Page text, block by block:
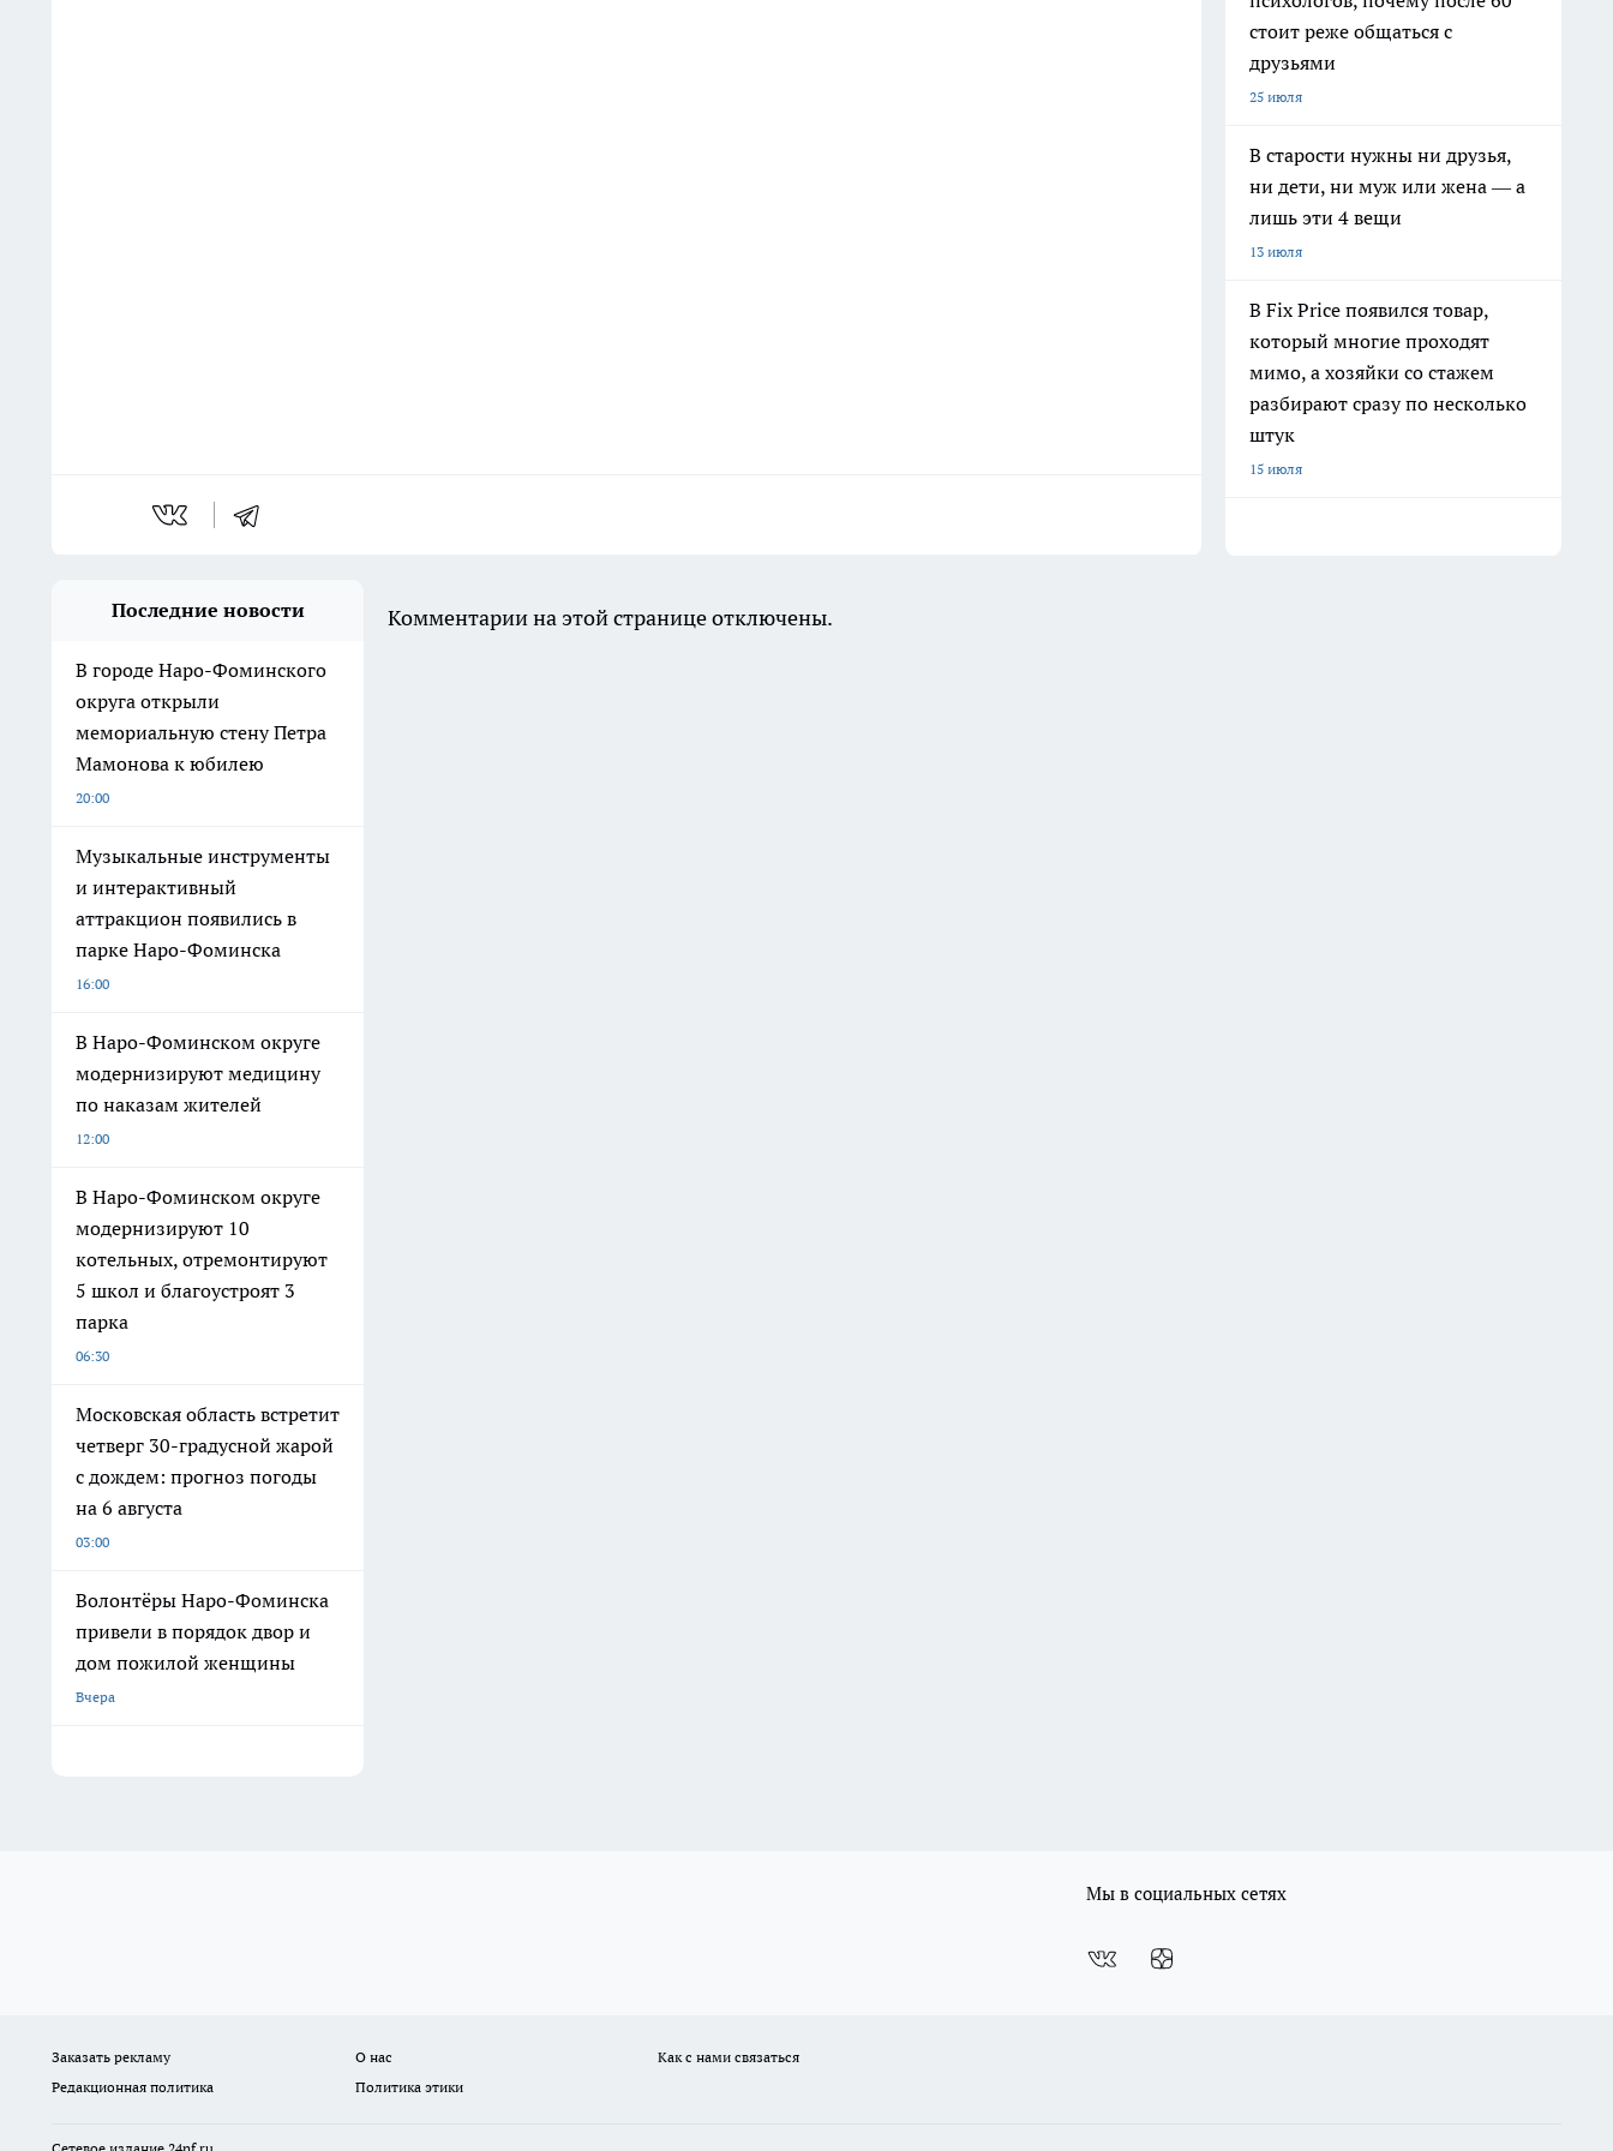
стоит реже общаться с
друзьями
25 июля
В старости нужны ни друзья,
ни дети, ни муж или жена — а
лишь эти 4 вещи
13 июля
В Fix Price появился товар,
который многие проходят
мимо, а хозяйки со стажем
разбирают сразу по несколько
штук
15 июля
Последние новости
В городе Наро-Фоминского
округа открыли
мемориальную стену Петра
Мамонова к юбилею
20:00
Музыкальные инструменты
и интерактивный
аттракцион появились в
парке Наро-Фоминска
16:00
В Наро-Фоминском округе
модернизируют медицину
по наказам жителей
12:00
В Наро-Фоминском округе
модернизируют 10
котельных, отремонтируют
5 школ и благоустроят 3
парка
06:30
Московская область встретит
четверг 30-градусной жарой
с дождем: прогноз погоды
на 6 августа
03:00
Волонтёры Наро-Фоминска
привели в порядок двор и
дом пожилой женщины
Вчера
Комментарии на этой странице отключены.
Мы в социальных сетях
Заказать рекламу О нас
Как с нами связаться
Редакционная политика
Политика этики